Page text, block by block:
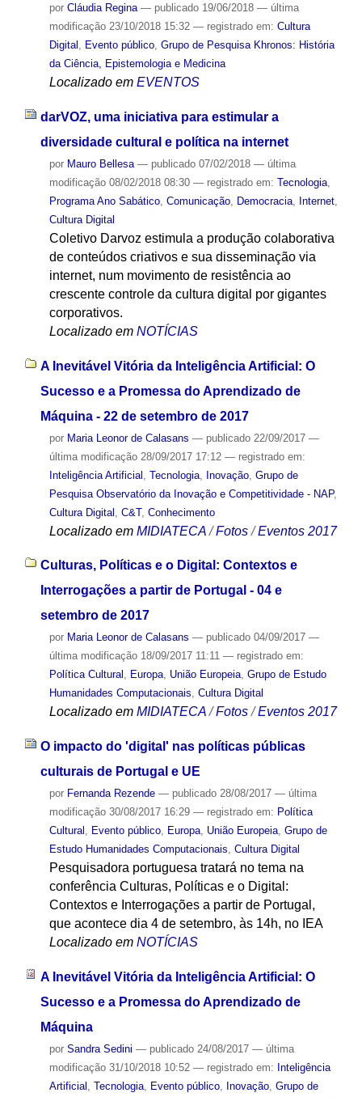
por Cláudia Regina — publicado19/06/2018 — última
modificação23/10/2018 15:32 — registrado em: Cultura
Digital , Evento público, Grupo de Pesquisa Khronos: História
da Ciência, Epistemologia e Medicina
Localizado em EVENTOS
darVOZ, uma iniciativa para estimular a
diversidade cultural e política na internet
por Mauro Bellesa — publicado07/02/2018 — última
modificação08/02/2018 08:30 — registrado em: Tecnologia,
Programa Ano Sabático, Comunicação, Democracia, Internet,
Cultura Digital
Coletivo Darvoz estimula a produção colaborativa
de conteúdos criativos e sua disseminação via
internet, num movimento de resistência ao
crescente controle da cultura digital por gigantes
corporativos.
Localizado em NOTÍCIAS
A Inevitável Vitória da Inteligência Artificial: O
Sucesso e a Promessa do Aprendizado de
Máquina - 22 de setembro de 2017
por Maria Leonor de Calasans — publicado22/09/2017 —
última modificação28/09/2017 17:12 — registrado em:
Inteligência Artificial Tecnologia, Inovação, Grupo de
Pesquisa Observatório da Inovação e Competitividade - NAP,
Cultura Digital C&T, Conhecimento
Localizado em MIDIATECA /Fotos /Eventos 2017
Culturas, Políticas e o Digital: Contextos e
Interrogações a partir de Portugal - 04 e
setembro de 2017
por Maria Leonor de Calasans — publicado04/09/2017 —
última modificação18/09/2017 11:11 — registrado em:
Política Cultural , Europa, União Europeia, Grupo de Estudo
Humanidades Computacionais, Cultura Digital
Localizado em MIDIATECA /Fotos /Eventos 2017
O impacto do 'digital' nas políticas públicas
culturais de Portugal e UE
por Fernanda Rezende — publicado28/08/2017 — última
modificação30/08/2017 16:29 — registrado em: Política
Cultural , Evento público, Europa, União Europeia, Grupo de
Estudo Humanidades Computacionais, Cultura Digital
Pesquisadora portuguesa tratará no tema na
conferência Culturas, Políticas e o Digital:
Contextos e Interrogações a partir de Portugal,
que acontece dia 4 de setembro, às 14h, no IEA
Localizado em NOTÍCIAS
A Inevitável Vitória da Inteligência Artificial: O
Sucesso e a Promessa do Aprendizado de
Máquina
por Sandra Sedini — publicado24/08/2017 — última
modificação31/10/2018 10:52 — registrado em: Inteligência
Artificial
Tecnologia, Evento público, Inovação, Grupo de